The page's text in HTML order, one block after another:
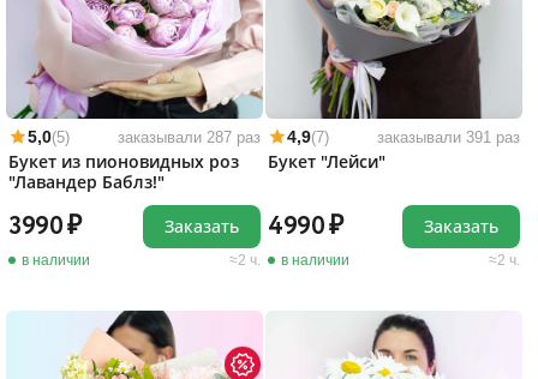
5,0(5) заказывали 287 раз
Букет из пионовидных роз
"Лавандер Баблз!"
3990
в наличии 2 ч.
Заказать
4,9(7) заказывали 391 раз
Букет "Лейси"
4990
в наличии 2 ч.
Заказать